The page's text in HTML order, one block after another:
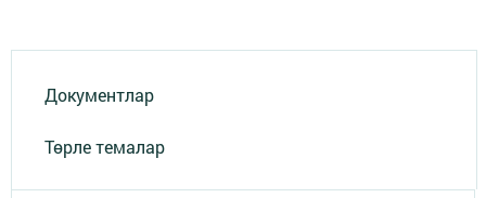
Документлар
Төрле темалар